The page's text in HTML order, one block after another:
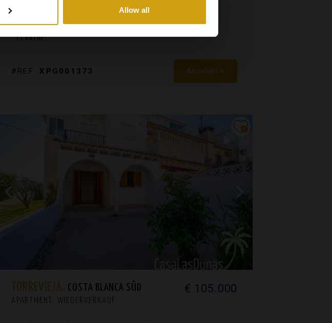
Allow all
11.667m2
#REF: XPG001373 Ansehen +
TORREVIEJA. COSTA BLANCA SÜD
APARTMENT. WIEDERVERKAUF
€ 105.000